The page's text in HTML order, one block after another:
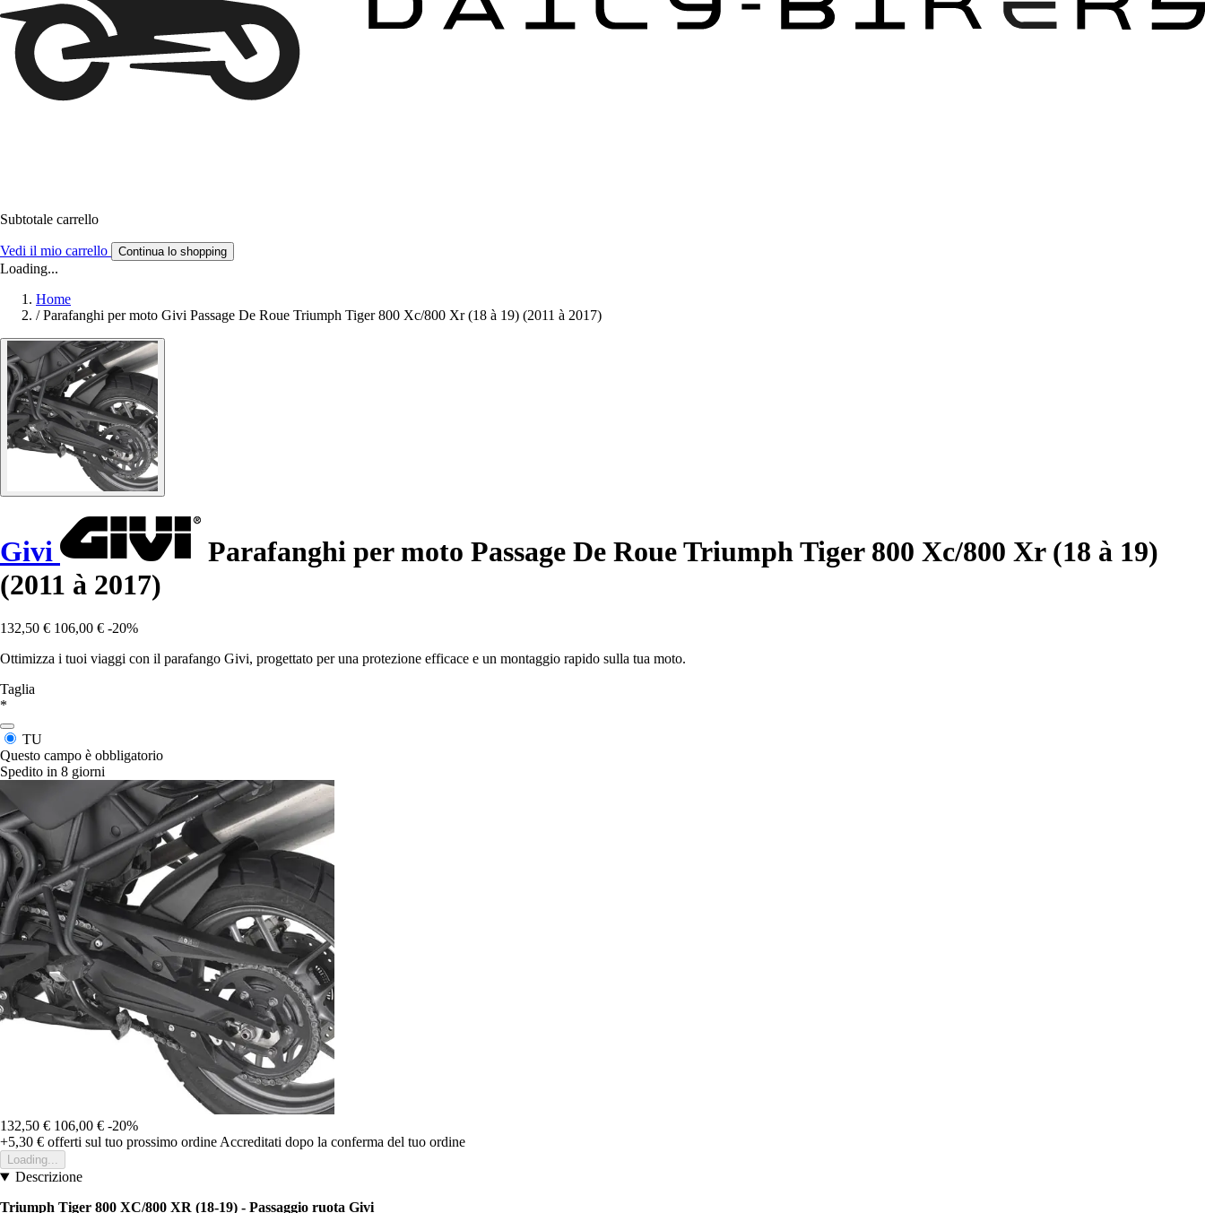
Subtotale carrello
Vedi il mio carrello Continua lo shopping
Loading...
Home
/ Parafanghi per moto Givi Passage De Roue Triumph Tiger 800 Xc/800 Xr (18 à 19) (2011 à 2017)
Givi
Parafanghi per moto Passage De Roue Triumph Tiger 800 Xc/800 Xr (18 à 19)
(2011 à 2017)
132,50 € 106,00 € -20%
Ottimizza i tuoi viaggi con il parafango Givi, progettato per una protezione efficace e un montaggio rapido sulla tua moto.
Taglia
*
TU
Questo campo è obbligatorio
Spedito in 8 giorni
132,50 € 106,00 € -20%
+5,30 € offerti sul tuo prossimo ordine Accreditati dopo la conferma del tuo ordine
Loading...
Descrizione
Triumph Tiger 800 XC/800 XR (18-19) - Passaggio ruota Givi